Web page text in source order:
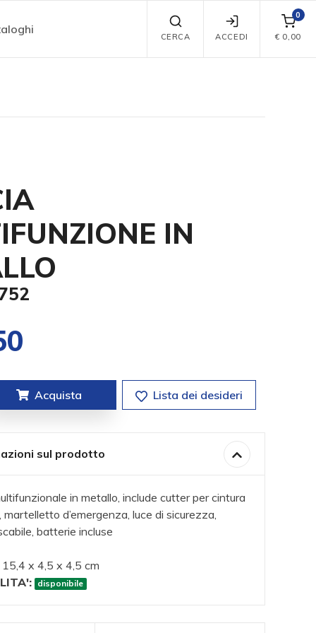
CERCA ACCEDI
0
€ 0,00
IN
Acquista Lista dei desideri
sul prodotto
in metallo, include cutter per cintura
martelletto d’emergenza, luce di sicurezza,
batterie incluse
x 4,5 x 4,5 cm
disponibile